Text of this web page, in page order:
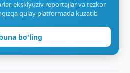
eksklyuziv reportajlar va tezkor
qulay platformada kuzatib
bo'ling